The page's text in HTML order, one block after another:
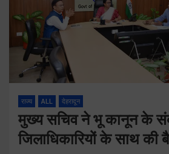
राज्य ALL देहरादून
मुख्य सचिव ने भू कानून के
जिलाधिकारियों के साथ की